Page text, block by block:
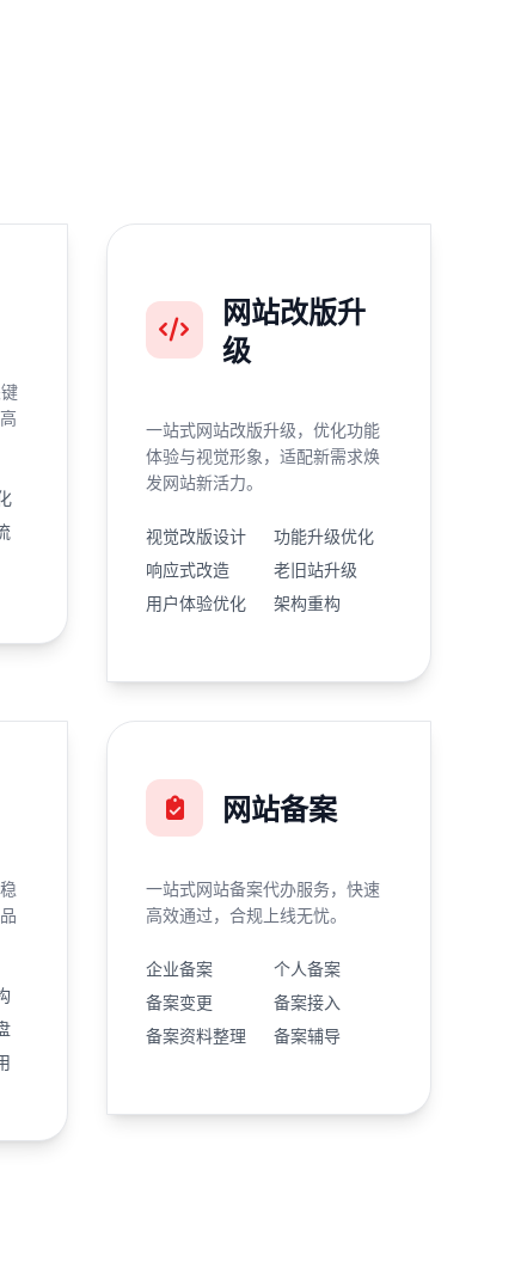
网站改版升
级
一站式网站改版升级，优化功能
体验与视觉形象，适配新需求焕
发网站新活力。
视觉改版设计
功能升级优化
响应式改造
老旧站升级
用户体验优化
架构重构
网站备案
一站式网站备案代办服务，快速
高效通过，合规上线无忧。
企业备案
个人备案
备案变更
备案接入
备案资料整理
备案辅导